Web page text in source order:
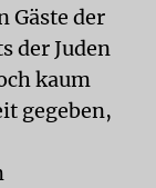
Gäste der
der Juden
kaum
gegeben,